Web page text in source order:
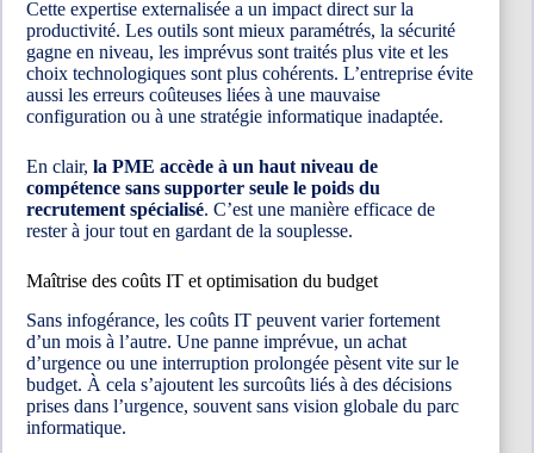
Cette expertise externalisée a un impact direct sur la
productivité. Les outils sont mieux paramétrés, la sécurité
gagne en niveau, les imprévus sont traités plus vite et les
choix technologiques sont plus cohérents. L’entreprise évite
aussi les erreurs coûteuses liées à une mauvaise
configuration ou à une stratégie informatique inadaptée.
En clair, la PME accède à un haut niveau de
compétence sans supporter seule le poids du
recrutement spécialisé. C’est une manière efficace de
rester à jour tout en gardant de la souplesse.
Maîtrise des coûts IT et optimisation du budget
Sans infogérance, les coûts IT peuvent varier fortement
d’un mois à l’autre. Une panne imprévue, un achat
d’urgence ou une interruption prolongée pèsent vite sur le
budget. À cela s’ajoutent les surcoûts liés à des décisions
prises dans l’urgence, souvent sans vision globale du parc
informatique.